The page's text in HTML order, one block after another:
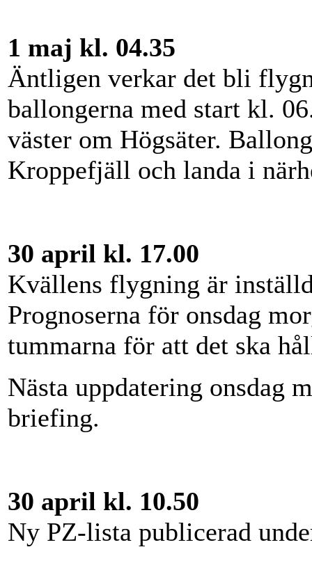
1 maj kl. 04.35
Äntligen verkar det bli
ballongerna med start kl.
väster om Högsäter.
Kroppefjäll och landa i
30 april kl. 17.00
Kvällens flygning är
Prognoserna för onsdag
tummarna för att det ska
Nästa uppdatering onsdag
briefing.
30 april kl. 10.50
Ny PZ-lista publicerad